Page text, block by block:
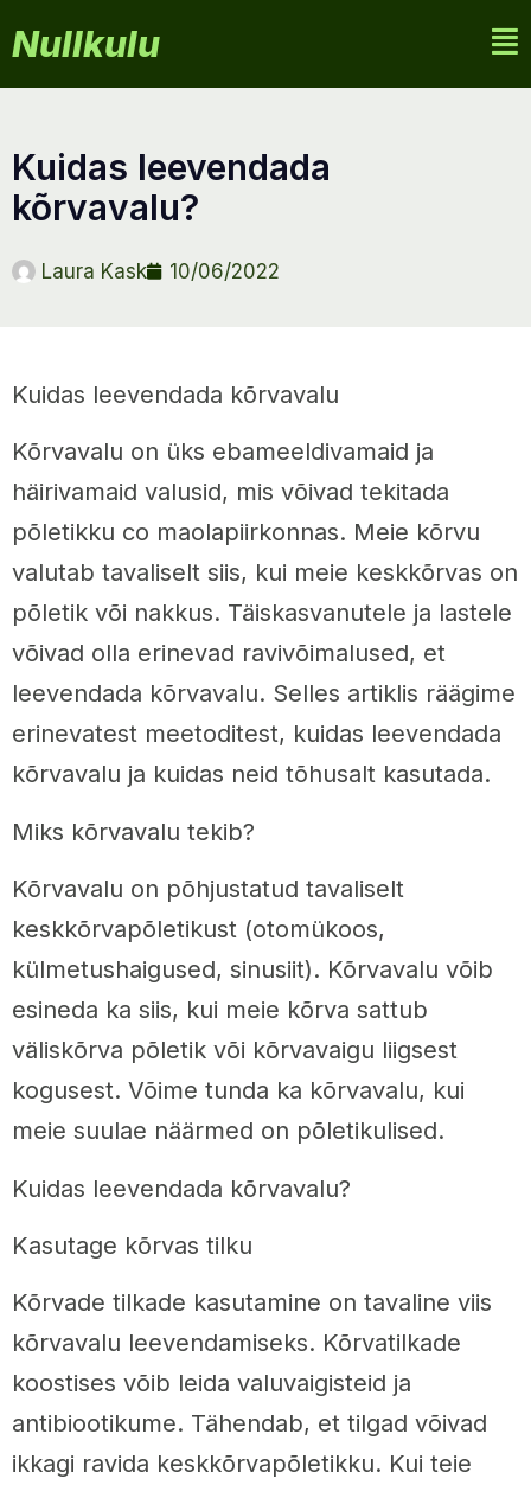
Nullkulu
kuidas leevendada
kõrvavalu?
Laura Kask 10/06/2022
Kuidas leevendada kõrvavalu
Kõrvavalu on üks ebameeldivamaid ja
häirivamaid valusid, mis võivad tekitada
põletikku co maolapiirkonnas. Meie kõrvu
valutab tavaliselt siis, kui meie keskkõrvas on
põletik või nakkus. Täiskasvanutele ja lastele
võivad olla erinevad ravivõimalused, et
leevendada kõrvavalu. Selles artiklis räägime
erinevatest meetoditest, kuidas leevendada
kõrvavalu ja kuidas neid tõhusalt kasutada.
Miks kõrvavalu tekib?
Kõrvavalu on põhjustatud tavaliselt
keskkõrvapõletikust (otomükoos,
külmetushaigused, sinusiit). Kõrvavalu võib
esineda ka siis, kui meie kõrva sattub
väliskõrva põletik või kõrvavaigu liigsest
kogusest. Võime tunda ka kõrvavalu, kui
meie suulae näärmed on põletikulised.
Kuidas leevendada kõrvavalu?
Kasutage kõrvas tilku
Kõrvade tilkade kasutamine on tavaline viis
kõrvavalu leevendamiseks. Kõrvatilkade
koostises võib leida valuvaigisteid ja
antibiootikume. Tähendab, et tilgad võivad
ikkagi ravida keskkõrvapõletikku. Kui teie